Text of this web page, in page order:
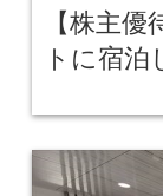
【株主
トに宿泊